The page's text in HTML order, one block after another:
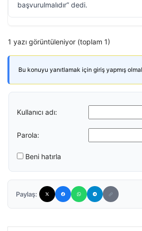
başvurulmalıdır” dedi.
1 yazı görüntüleniyor (toplam 1)
Bu konuyu yanıtlamak için giriş yapmış
Kullanıcı adı:
Parola:
Beni hatırla
Paylaş: